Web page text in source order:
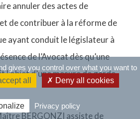
annuler des actes de
de contribuer à la réforme de
ayant conduit le législateur à
de l’Avocat dès qu’une
l’objet d’une mesure de garde
BERGONZI assiste de
gives you control over what you want to
all ✗ Deny all cookies
Privacy policy